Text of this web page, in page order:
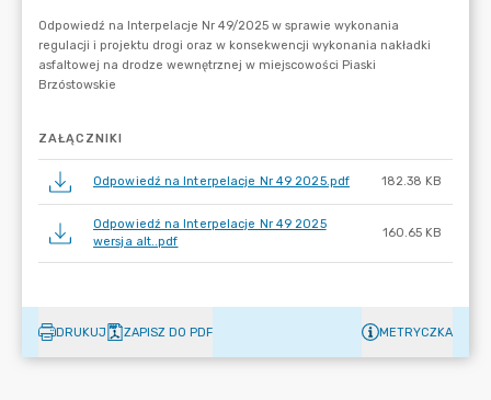
ZAŁĄCZNIKI
Odpowiedź na Interpelacje Nr 49 2025.pdf 182.38 KB
Odpowiedź na Interpelacje Nr 49 2025
wersja alt..pdf
160.65 KB
DRUKUJ ZAPISZ DO PDF METRYCZKA